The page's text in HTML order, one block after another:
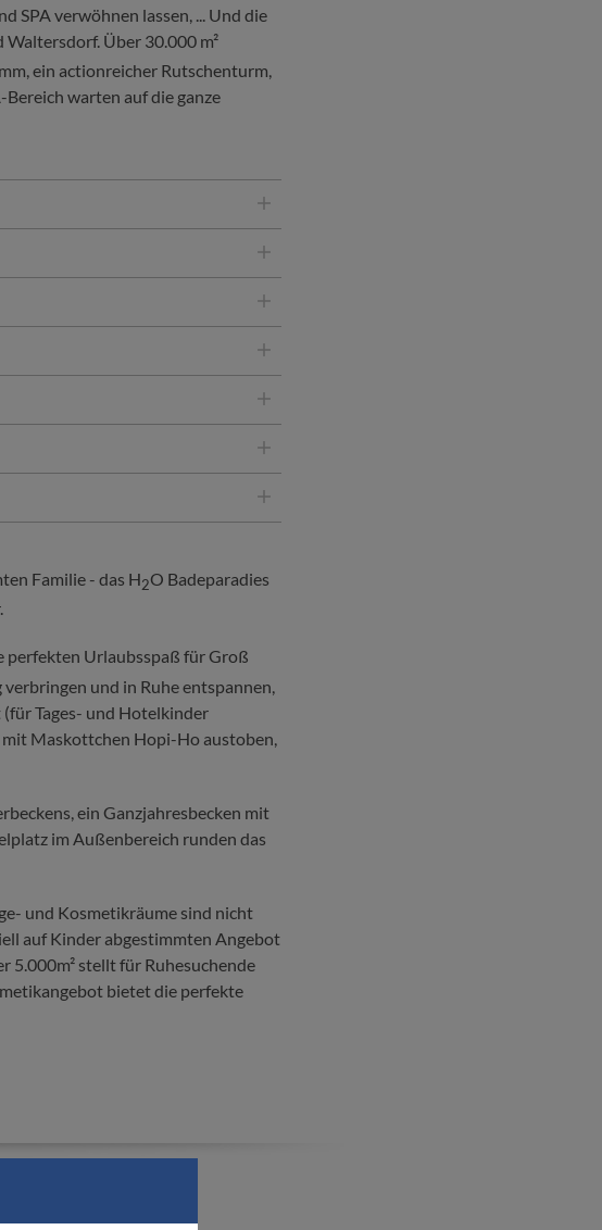
SPA verwöhnen lassen, ... Und die
Über 30.000 m²
ein actionreicher Rutschenturm,
warten auf die ganze
Familie - das H2O Badeparadies
perfekten Urlaubsspaß für Groß
und in Ruhe entspannen,
Tages- und Hotelkinder
Maskottchen Hopi-Ho austoben,
ein Ganzjahresbecken mit
im Außenbereich runden das
und Kosmetikräume sind nicht
auf Kinder abgestimmten Angebot
5.000m² stellt für Ruhesuchende
bietet die perfekte